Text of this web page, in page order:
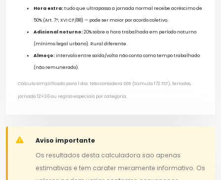
Hora extra:tudo que ultrapassa a jornada normal recebe acréscimo de
50% (Art. 7º, XVI CF/88) — pode ser maior por acordo coletivo.
Adicional noturno:20% sobre a hora trabalhada em período noturno
(mínimo legal urbano). Rural diferente.
Almoço:intervalo entre saída/volta não conta como tempo trabalhado
(não remunerado).
Cálculo simplificado para 1 dia. Não considera DSR (Súmula 172 TST), feriados,
jornada 12×36 ou regras especiais por categoria.
Aviso importante
Os resultados desta calculadora sao apenas
estimativas e tem carater meramente informativo. Os